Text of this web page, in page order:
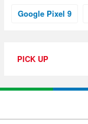
Google Pixel 9
PICK UP